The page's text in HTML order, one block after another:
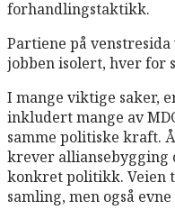
forhandlingstaktikk.
Partiene på
jobben isolert, hver for
I mange viktige saker,
inkludert mange av
samme politiske kraft.
krever
konkret politikk. Veien
samling, men også